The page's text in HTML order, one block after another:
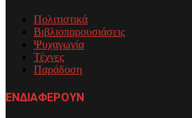
Πολιτιστικά
Βιβλιοπαρουσιάσεις
Ψυχαγωγία
Τέχνες
Παράδοση
ΕΝΔΙΑΦΕΡΟΥΝ